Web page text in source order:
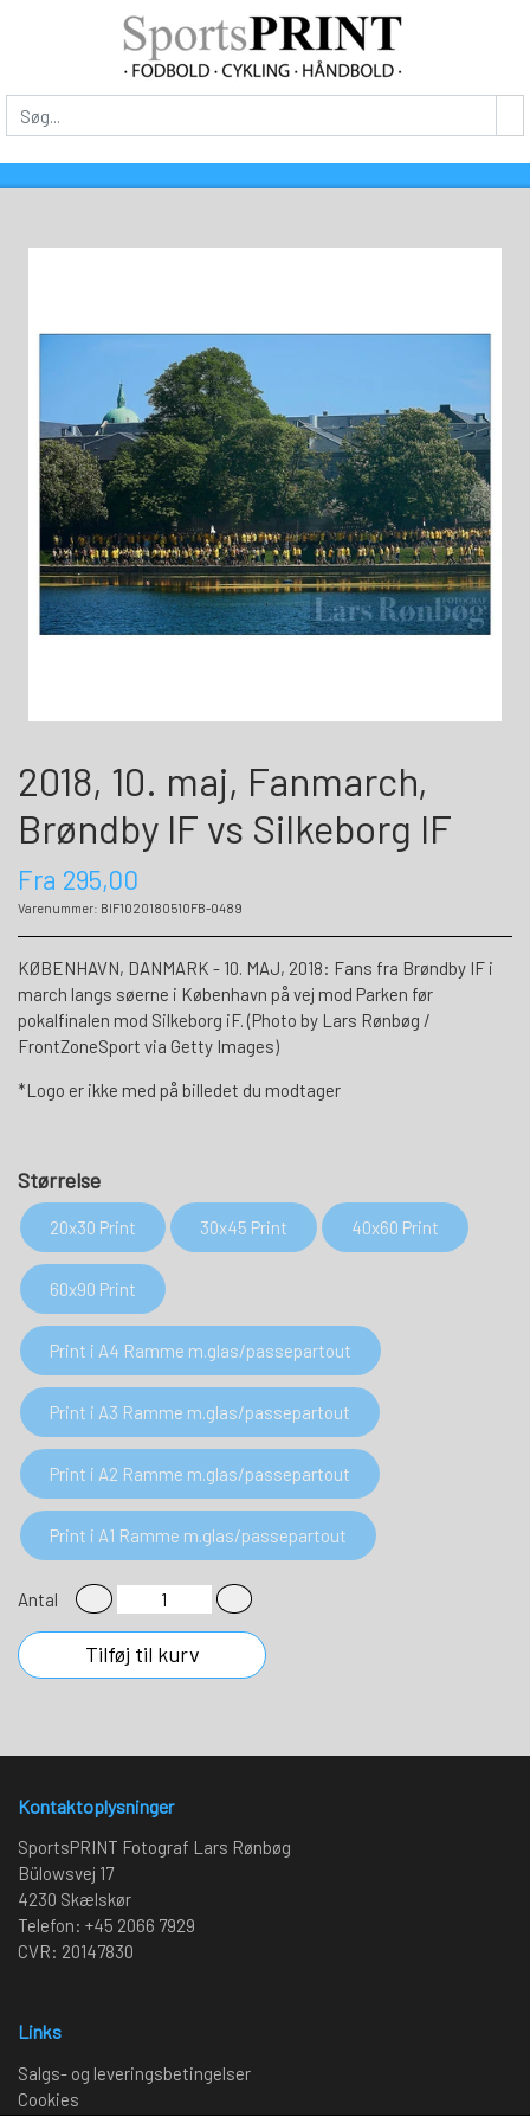
2018, 10. maj, Fanmarch,
Brøndby IF vs Silkeborg IF
Fra 295,00
Varenummer: BIF1020180510FB-0489
KØBENHAVN, DANMARK - 10. MAJ, 2018: Fans fra Brøndby IF i
march langs søerne i København på vej mod Parken før
pokalfinalen mod Silkeborg iF. (Photo by Lars Rønbøg /
FrontZoneSport via Getty Images)
*Logo er ikke med på billedet du modtager
Størrelse
20x30 Print 30x45 Print 40x60 Print
60x90 Print
Print i A4 Ramme m.glas/passepartout
Print i A3 Ramme m.glas/passepartout
Print i A2 Ramme m.glas/passepartout
Print i A1 Ramme m.glas/passepartout
Antal
Tilføj til kurv
Kontaktoplysninger
SportsPRINT Fotograf Lars Rønbøg
Bülowsvej 17
4230 Skælskør
Telefon: +45 2066 7929
CVR: 20147830
Links
Salgs- og leveringsbetingelser
Cookies